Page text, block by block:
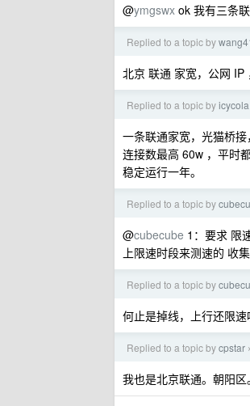
@ymgswx ok 我有三条
Replied to a topic by
北京 联通 家宽，公网 IP
Replied to a topic byicycola
一条联通家宽，光猫桥
连接数最高 60w ，平时
稳定运行一年。
Replied to a topic by
@cubecube 1：要求 限
上限速时段来测速的 收
Replied to a topic by
何止是掉线，上行还限
Replied to a topic bycpstar ›
我也是北京联通。朝阳